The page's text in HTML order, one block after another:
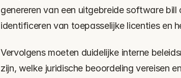
genereren van een uitgebreide software
identificeren van toepasselijke licenties en
Vervolgens moeten duidelijke interne
zijn, welke juridische beoordeling vereisen